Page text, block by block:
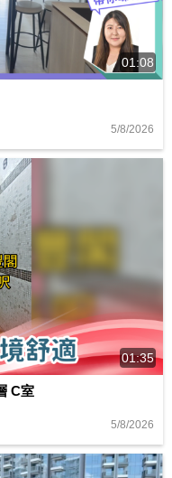
01:08
5/8/2026
01:35
C室
5/8/2026